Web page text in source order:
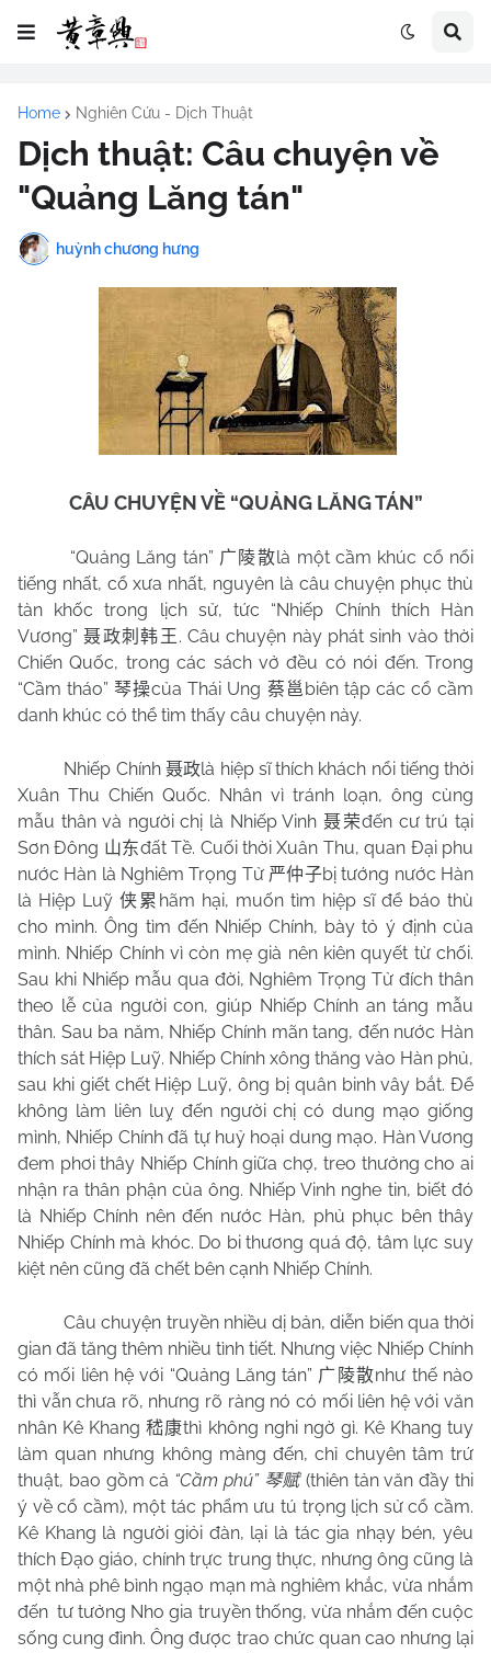
Home Nghiên Cứu - Dịch Thuật
Dịch thuật: Câu chuyện về
"Quảng Lăng tán"
huỳnh chương hưng
CÂU CHUYỆN VỀ “QUẢNG LĂNG TÁN”
“Quảng Lăng tán” 广陵散là một cầm khúc cổ nổi
tiếng nhất, cổ xưa nhất, nguyên là câu chuyện phục thù
tàn khốc trong lịch sử, tức “Nhiếp Chính thích Hàn
Vương”聂政刺韩王 . Câu chuyện này phát sinh vào thời
Chiến Quốc, trong các sách vở đều có nói đến. Trong
“Cầm tháo”琴操của Thái Ung 蔡邕biên tập các cổ cầm
danh khúc có thể tìm thấy câu chuyện này.
Nhiếp Chính 聂政là hiệp sĩ thích khách nổi tiếng thời
Xuân Thu Chiến Quốc. Nhân vì tránh loạn, ông cùng
mẫu thân và người chị là Nhiếp Vinh 聂荣đến cư trú tại
Sơn Đông 山东đất Tề. Cuối thời Xuân Thu, quan Đại phu
nước Hàn là Nghiêm Trọng Tử 严仲子bị tướng nước Hàn
là Hiệp Luỹ 侠累 hãm hại, muốn tìm hiệp sĩ để báo thù
cho mình. Ông tìm đến Nhiếp Chính, bày tỏ ý định của
mình. Nhiếp Chính vì còn mẹ già nên kiên quyết từ chối.
Sau khi Nhiếp mẫu qua đời, Nghiêm Trọng Tử đích thân
theo lễ của người con, giúp Nhiếp Chính an táng mẫu
thân. Sau ba năm, Nhiếp Chính mãn tang, đến nước Hàn
thích sát Hiệp Luỹ. Nhiếp Chính xông thăng vào Hàn phủ,
sau khi giết chết Hiệp Luỹ, ông bị quân binh vây bắt. Để
không làm liên luỵ đến người chị có dung mạo giống
mình, Nhiếp Chính đã tự huỷ hoại dung mạo. Hàn Vương
đem phơi thây Nhiếp Chính giữa chợ, treo thưởng cho ai
nhận ra thân phận của ông. Nhiếp Vinh nghe tin, biết đó
là Nhiếp Chính nên đến nước Hàn, phủ phục bên thây
Nhiếp Chính mà khóc. Do bi thương quá độ, tâm lực suy
kiệt nên cũng đã chết bên cạnh Nhiếp Chính.
Câu chuyện truyền nhiều dị bản, diễn biến qua thời
gian đã tăng thêm nhiều tình tiết. Nhưng việc Nhiếp Chính
có mối liên hệ với “Quảng Lăng tán” 广陵散như thế nào
thì vẫn chưa rõ, nhưng rõ ràng nó có mối liên hệ với văn
nhân Kê Khang嵇康thì không nghi ngờ gì. Kê Khang tuy
làm quan nhưng không màng đến, chỉ chuyên tâm trứ
thuật, bao gồm cả “Cầm phú” 琴赋 (thiên tản văn đầy thi
ý về cổ cầm), một tác phẩm ưu tú trọng lịch sử cổ cầm.
Kê Khang là người giỏi đàn, lại là tác gia nhạy bén, yêu
thích Đạo giáo, chính trực trung thực, nhưng ông cũng là
một nhà phê bình ngạo mạn mà nghiêm khắc, vừa nhắm
đến tư tưởng Nho gia truyền thống, vừa nhắm đến cuộc
sống cung đình. Ông được trao chức quan cao nhưng lại